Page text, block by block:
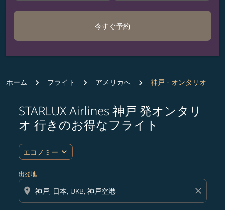
今すぐ予約
ホーム フライト アメリカへ 神戸 - オンタリオ
STARLUX Airlines 神戸 発オンタリ
オ 行きのお得なフライト
エコノミー expand_more
出発地
location_on close
ルート (出発地および/または目的地) を更新するか、以